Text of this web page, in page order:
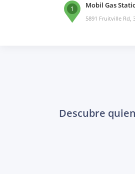
1 Mobil Gas
5891 Fruitville Rd,
Descubre